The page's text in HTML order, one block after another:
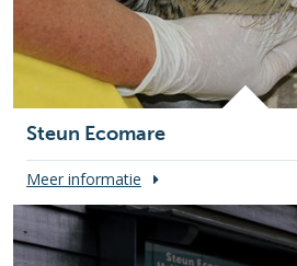
Steun Ecomare
Meer informatie